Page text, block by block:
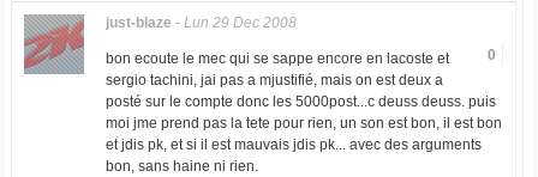
just-blaze - Lun 29 Dec 2008
0
bon ecoute le mec qui se sappe encore en lacoste et
sergio tachini, jai pas a mjustifié, mais on est deux a
posté sur le compte donc les 5000post...c deuss deuss. puis
moi jme prend pas la tete pour rien, un son est bon, il est bon
et jdis pk, et si il est mauvais jdis pk... avec des arguments
bon, sans haine ni rien.